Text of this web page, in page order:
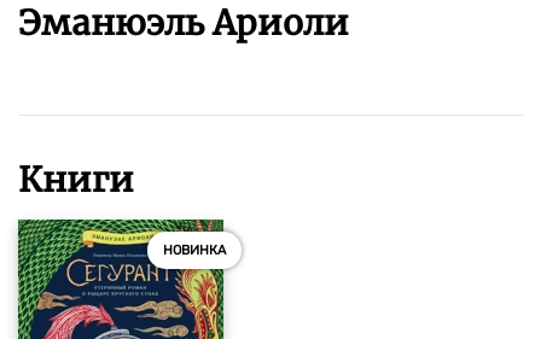
Эманюэль Ариоли
Книги
НОВИНКА